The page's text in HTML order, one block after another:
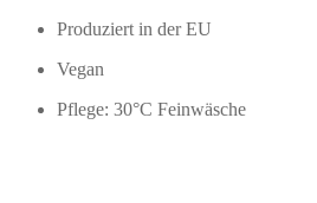
Produziert in der EU
Vegan
Pflege: 30°C Feinwäsche